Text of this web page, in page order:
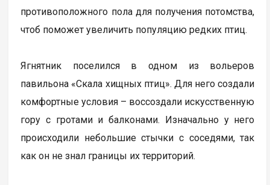
противоположного пола для получения потомства,
чтоб поможет увеличить популяцию редких птиц.
Ягнятник поселился в одном из вольеров
павильона «Скала хищных птиц». Для него создали
комфортные условия – воссоздали искусственную
гору с гротами и балконами. Изначально у него
происходили небольшие стычки с соседями, так
как он не знал границы их территорий.